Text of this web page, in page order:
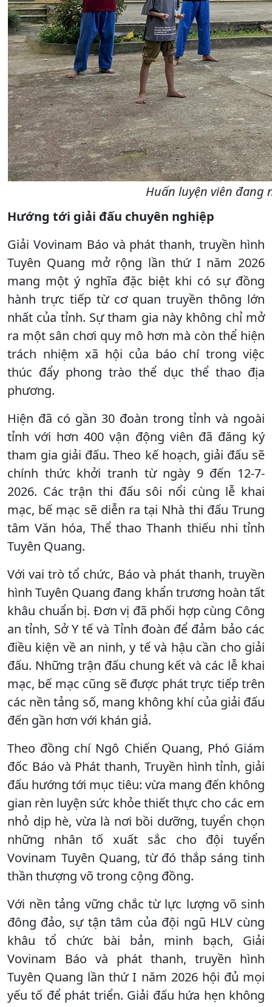
Huấn luyện viên đang
Hướng tới giải đấu chuyên nghiệp
Giải Vovinam Báo và phát thanh, truyền hình
Tuyên Quang mở rộng lần thứ I năm 2026
mang một ý nghĩa đặc biệt khi có sự đồng
hành trực tiếp từ cơ quan truyền thông lớn
nhất của tỉnh. Sự tham gia này không chỉ mở
ra một sân chơi quy mô hơn mà còn thể hiện
trách nhiệm xã hội của báo chí trong việc
thúc đẩy phong trào thể dục thể thao địa
phương.
Hiện đã có gần 30 đoàn trong tỉnh và ngoài
tỉnh với hơn 400 vận động viên đã đăng ký
tham gia giải đấu. Theo kế hoạch, giải đấu sẽ
chính thức khởi tranh từ ngày 9 đến 12-7-
2026. Các trận thi đấu sôi nổi cùng lễ khai
mạc, bế mạc sẽ diễn ra tại Nhà thi đấu Trung
tâm Văn hóa, Thể thao Thanh thiếu nhi tỉnh
Tuyên Quang.
Với vai trò tổ chức, Báo và phát thanh, truyền
hình Tuyên Quang đang khẩn trương hoàn tất
khâu chuẩn bị. Đơn vị đã phối hợp cùng Công
an tỉnh, Sở Y tế và Tỉnh đoàn để đảm bảo các
điều kiện về an ninh, y tế và hậu cần cho giải
đấu. Những trận đấu chung kết và các lễ khai
mạc, bế mạc cũng sẽ được phát trực tiếp trên
các nền tảng số, mang không khí của giải đấu
đến gần hơn với khán giả.
Theo đồng chí Ngô Chiến Quang, Phó Giám
đốc Báo và Phát thanh, Truyền hình tỉnh, giải
đấu hướng tới mục tiêu: vừa mang đến không
gian rèn luyện sức khỏe thiết thực cho các em
nhỏ dịp hè, vừa là nơi bồi dưỡng, tuyển chọn
những nhân tố xuất sắc cho đội tuyển
Vovinam Tuyên Quang, từ đó thắp sáng tinh
thần thượng võ trong cộng đồng.
Với nền tảng vững chắc từ lực lượng võ sinh
đông đảo, sự tận tâm của đội ngũ HLV cùng
khâu tổ chức bài bản, minh bạch, Giải
Vovinam Báo và phát thanh, truyền hình
Tuyên Quang lần thứ I năm 2026 hội đủ mọi
yếu tố để phát triển. Giải đấu hứa hẹn không